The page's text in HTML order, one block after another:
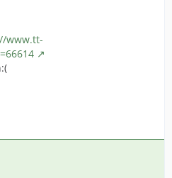
www.tt-